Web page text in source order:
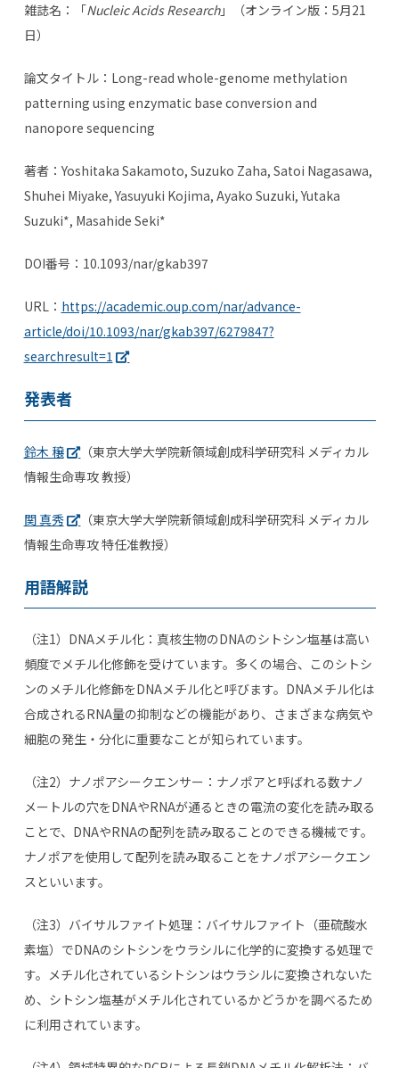
雑誌名：「Nucleic Acids Research」（オンライン版：5月21
日）
論文タイトル： Long-read whole-genome methylation
patterning using enzymatic base conversion and
nanopore sequencing
著者： Yoshitaka Sakamoto, Suzuko Zaha, Satoi Nagasawa,
Shuhei Miyake, Yasuyuki Kojima, Ayako Suzuki, Yutaka
Suzuki*, Masahide Seki*
DOI番号： 10.1093/nar/gkab397
URL： https://academic.oup.com/nar/advance-
article/doi/10.1093/nar/gkab397/6279847?
searchresult=1
発表者
鈴木 穣
（東京大学大学院新領域創成科学研究科 メディカル
情報生命専攻 教授）
関 真秀
（東京大学大学院新領域創成科学研究科 メディカル
情報生命専攻 特任准教授）
用語解説
（注1）DNAメチル化：真核生物のDNAのシトシン塩基は高い
頻度でメチル化修飾を受けています。多くの場合、このシトシ
ンのメチル化修飾をDNAメチル化と呼びます。DNAメチル化は
合成されるRNA量の抑制などの機能があり、さまざまな病気や
細胞の発生・分化に重要なことが知られています。
（注2）ナノポアシークエンサー：ナノポアと呼ばれる数ナノ
メートルの穴をDNAやRNAが通るときの電流の変化を読み取る
ことで、DNAやRNAの配列を読み取ることのできる機械です。
ナノポアを使用して配列を読み取ることをナノポアシークエン
スといいます。
（注3）バイサルファイト処理：バイサルファイト（亜硫酸水
素塩）でDNAのシトシンをウラシルに化学的に変換する処理で
す。メチル化されているシトシンはウラシルに変換されないた
め、シトシン塩基がメチル化されているかどうかを調べるため
に利用されています。